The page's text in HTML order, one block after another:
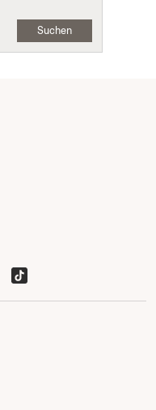
Suchen